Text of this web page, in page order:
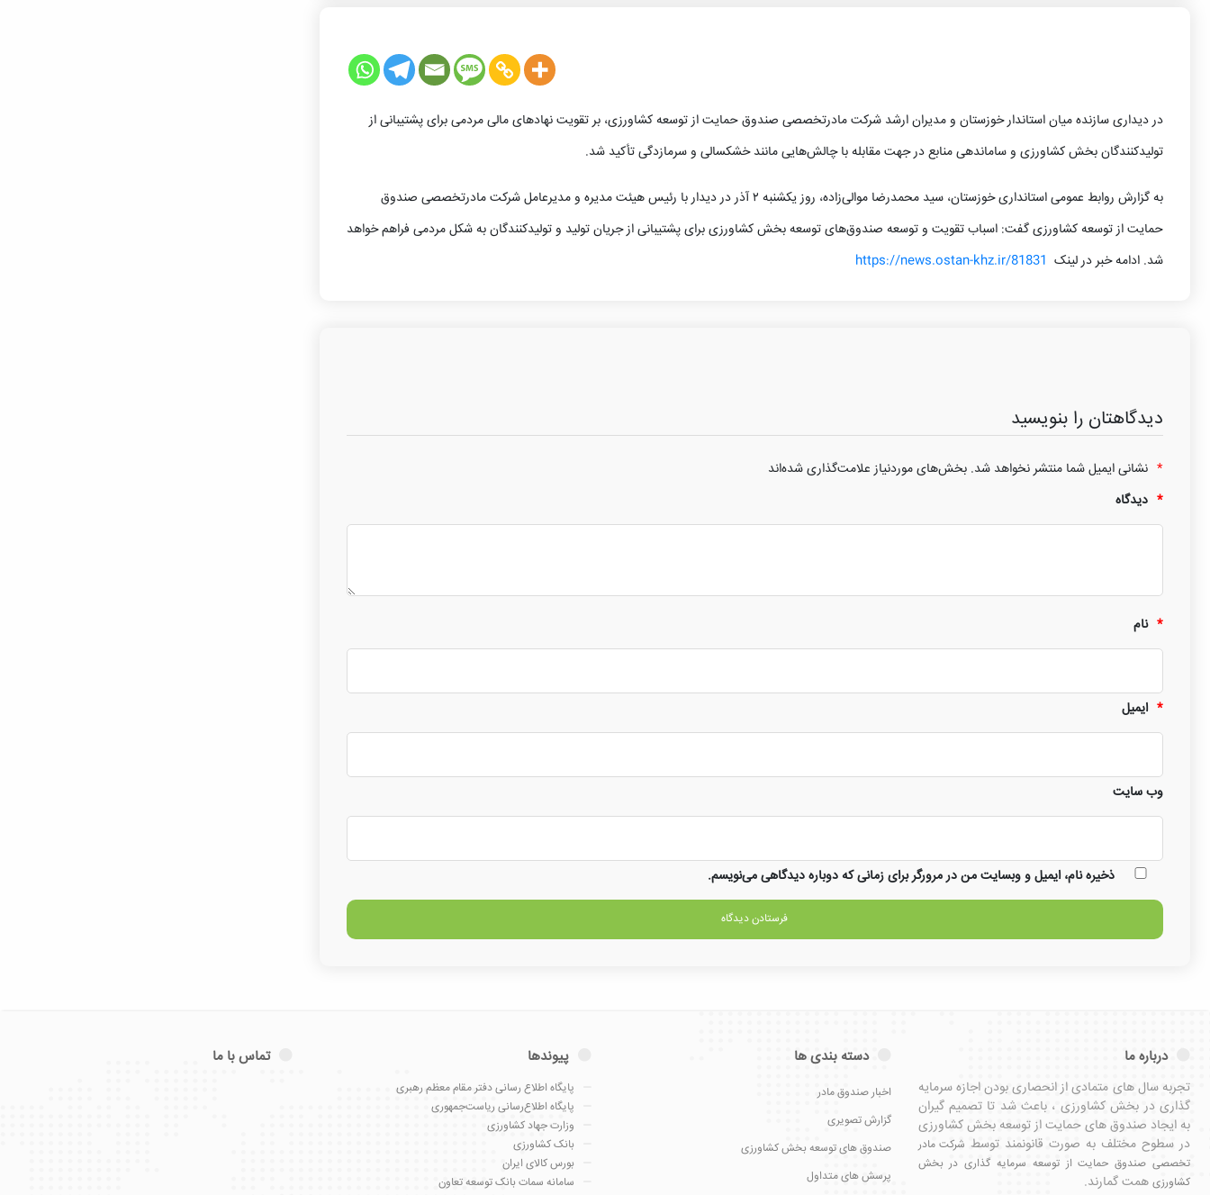
در دیداری سازنده میان استاندار خوزستان و مدیران ارشد شرکت مادرتخصصی صندوق حمایت از توسعه کشاورزی، بر تقویت نهادهای مالی مردمی برای پشتیبانی از
تولیدکنندگان بخش کشاورزی و ساماندهی منابع در جهت مقابله با چالش‌هایی مانند خشکسالی و سرمازدگی تأکید شد.
به گزارش روابط عمومی استانداری خوزستان، سید محمدرضا موالی‌زاده، روز یکشنبه ۲ آذر در دیدار با رئیس هیئت مدیره و مدیرعامل شرکت مادرتخصصی صندوق
حمایت از توسعه کشاورزی گفت: اسباب تقویت و توسعه صندوق‌های توسعه بخش کشاورزی برای پشتیبانی از جریان تولید و تولیدکنندگان به شکل مردمی فراهم خواهد
شد. ادامه خبر در لینک https://news.ostan-khz.ir/81831
دیدگاهتان را بنویسید
نشانی ایمیل شما منتشر نخواهد شد. بخش‌های موردنیاز علامت‌گذاری شده‌اند
*
دیدگاه *
نام *
ایمیل *
وب‌ سایت
ذخیره نام، ایمیل و وبسایت من در مرورگر برای زمانی که دوباره دیدگاهی می‌نویسم.
درباره ما
تجربه سال های متمادی از انحصاری بودن اجازه سرمایه
گذاری در بخش کشاورزی ، باعث شد تا تصمیم گیران
به ایجاد صندوق های حمایت از توسعه بخش کشاورزی
در سطوح مختلف به صورت قانونمند توسط شرکت مادر
تخصصی صندوق حمایت از توسعه سرمایه گذاری در بخش
کشاورزی همت گمارند.
دسته بندی ها
اخبار صندوق مادر
گزارش تصویری
صندوق های توسعه بخش کشاورزی
پرسش های متداول
پیوندها
پایگاه اطلاع رسانی دفتر مقام معظم رهبری
پایگاه اطلاع‌رسانی ریاست‌جمهوری
وزارت جهاد کشاورزی
بانک کشاورزی
بورس کالای ایران
سامانه سمات بانک توسعه تعاون
تماس با ما